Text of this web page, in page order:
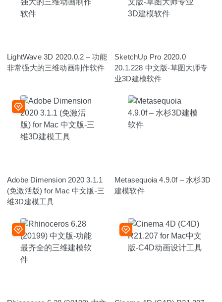
LightWave 3D 2020.0.2 – 功能
非常强大的三维动画制作软件
SketchUp Pro 2020.0
20.1.228 中文版-草图大师专
业3D建模软件
Adobe Dimension 2020 3.1.1
(免激活版) for Mac 中文版-三
维3D建模工具
Metasequoia 4.9.0f – 水杉3D
建模软件